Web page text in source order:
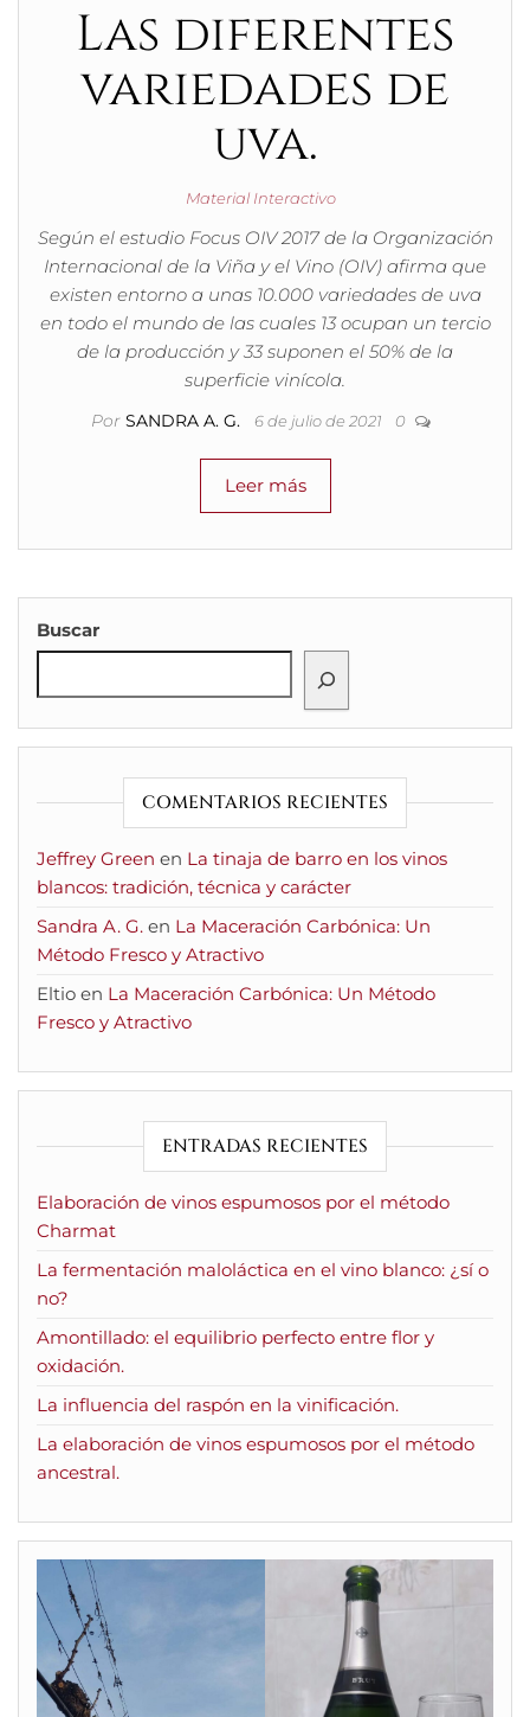
Las diferentes
variedades de
uva.
Material Interactivo
Según el estudio Focus OIV 2017 de la Organización
Internacional de la Viña y el Vino (OIV) afirma que
existen entorno a unas 10.000 variedades de uva
en todo el mundo de las cuales 13 ocupan un tercio
de la producción y 33 suponen el 50% de la
superficie vinícola.
Por SANDRA A. G. 6 de julio de 2021 0
Leer más
Buscar
COMENTARIOS RECIENTES
Jeffrey Green en La tinaja de barro en los vinos
blancos: tradición, técnica y carácter
Sandra A. G. en La Maceración Carbónica: Un
Método Fresco y Atractivo
Eltio en La Maceración Carbónica: Un Método
Fresco y Atractivo
ENTRADAS RECIENTES
Elaboración de vinos espumosos por el método
Charmat
La fermentación maloláctica en el vino blanco: ¿sí o
no?
Amontillado: el equilibrio perfecto entre flor y
oxidación.
La influencia del raspón en la vinificación.
La elaboración de vinos espumosos por el método
ancestral.